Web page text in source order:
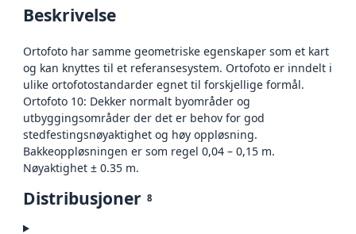
Beskrivelse
Ortofoto har samme geometriske egenskaper som et kart
og kan knyttes til et referansesystem. Ortofoto er inndelt i
ulike ortofotostandarder egnet til forskjellige formål.
Ortofoto 10: Dekker normalt byområder og
utbyggingsområder der det er behov for god
stedfestingsnøyaktighet og høy oppløsning.
Bakkeoppløsningen er som regel 0,04 – 0,15 m.
Nøyaktighet ± 0.35 m.
Distribusjoner 8